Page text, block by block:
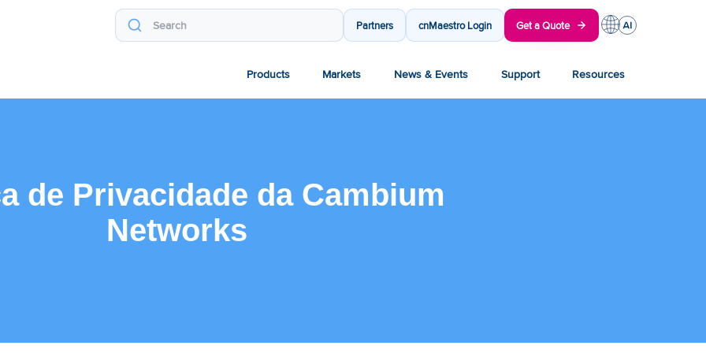
Partners cnMaestro Login Get a Quote
Products Markets News & Events Support Resources
de Privacidade da Cambium
Networks